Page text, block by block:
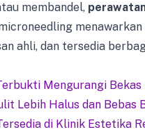
membandel,
ahli, dan tersedia
Mengurangi Bekas
Lebih Halus dan Bebas
di Klinik Estetika